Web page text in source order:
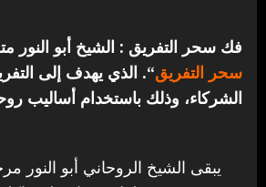
فك سحر التفريق : الشيخ أبو
سحر التفريق“. الذي يهدف إلى
الشركاء، وذلك باستخدام أساليب
يبقى الشيخ الروحاني أبو النور